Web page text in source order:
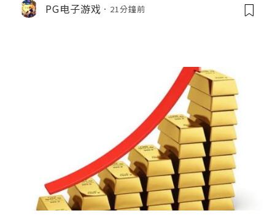
PG电子游戏 21分鐘前